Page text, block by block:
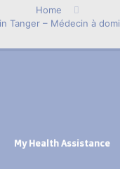
Home
Tanger – Médecin à
My Health Assistance